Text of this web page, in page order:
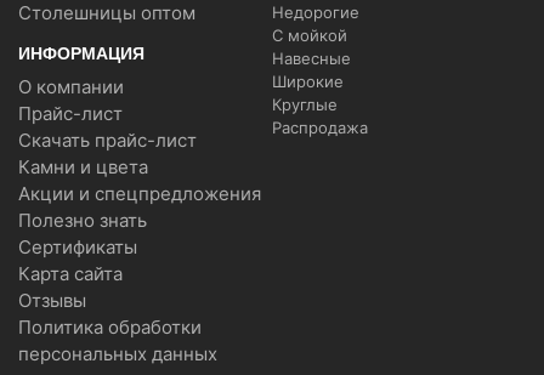
Столешницы оптом
ИНФОРМАЦИЯ
О компании
Прайс-лист
Скачать прайс-лист
Камни и цвета
Акции и спецпредложения
Полезно знать
Сертификаты
Карта сайта
Отзывы
Политика обработки
персональных данных
Недорогие
С мойкой
Навесные
Широкие
Круглые
Распродажа